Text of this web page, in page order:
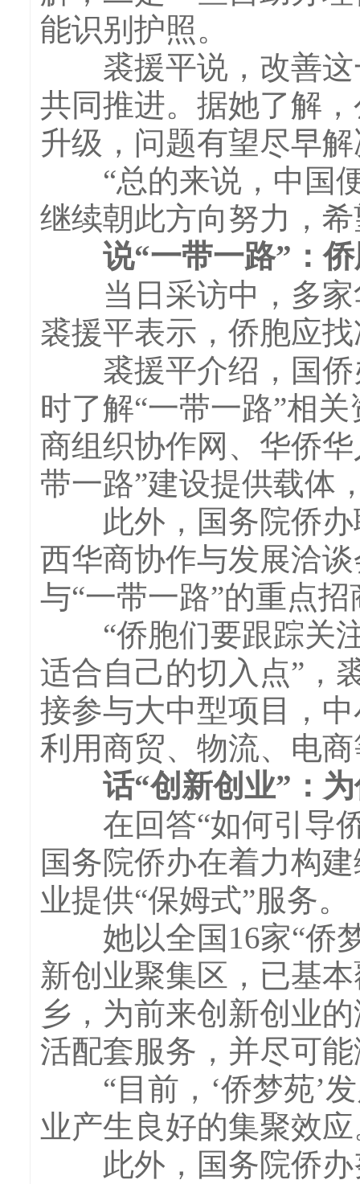
能识别护照。
裘援平说，改善这
共同推进。据她了解
升级，问题有望尽早
“总的来说，中国便
继续朝此方向努力，
说“一带一路”：侨
当日采访中，多家
裘援平表示，侨胞应
裘援平介绍，国侨
时了解“一带一路”相
商组织协作网、华侨
带一路”建设提供载体
此外，国务院侨办
西华商协作与发展洽
与“一带一路”的重点
“侨胞们要跟踪关注
适合自己的切入点”，
接参与大中型项目，
利用商贸、物流、电
话“创新创业”：为
在回答“如何引导侨
国务院侨办在着力构
业提供“保姆式”服务。
她以全国16家“侨梦
新创业聚集区，已基
乡，为前来创新创业
活配套服务，并尽可
“目前，‘侨梦苑’发
业产生良好的集聚效
此外，国务院侨办